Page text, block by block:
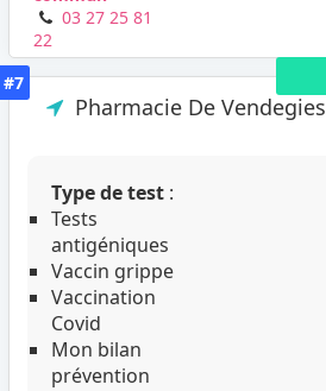
03 27 25 81
22
#7
Pharmacie De Vendegies
Type de test :
Tests
antigéniques
Vaccin grippe
Vaccination
Covid
Mon bilan
prévention